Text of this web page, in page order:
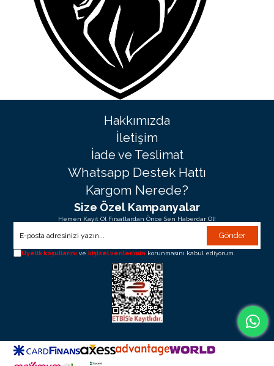
Hakkımızda
İletişim
İade ve Teslimat
Whatsapp Destek Hattı
Kargom Nerede?
Size Özel Kampanyalar
Hemen Kayıt Ol Fırsatlardan Önce Sen Haberdar Ol!
Gönder
Üyelik koşullarını vekişisel verilerimin korunmasını kabul ediyorum.